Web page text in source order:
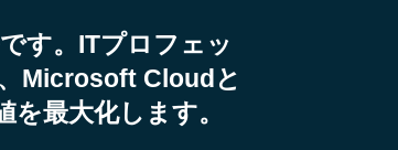
す。ITプロフェッ
Microsoft Cloudと
最大化します。